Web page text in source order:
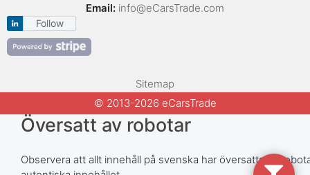
Email: info@eCarsTrade.com
Follow
Sitemap
© 2013-2026 eCarsTrade
Översatt av robotar
Observera att allt innehåll på svenska har översatts av